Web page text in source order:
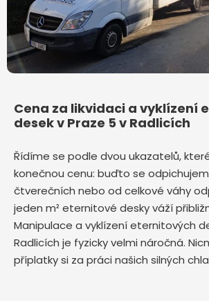
Cena za likvidaci a vyklízení
desek v Praze 5 v Radlicích
Řídíme se podle dvou ukazatelů,
konečnou cenu: buďto se
čtverečních nebo od celkové váhy
jeden m² eternitové desky váží
Manipulace a vyklízení eternitových
Radlicích je fyzicky velmi náročná.
příplatky si za práci našich silných